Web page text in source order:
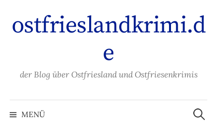
Inhalt
überspringen
ostfrieslandkrimi.d
e
der Blog über Ostfriesland und Ostfriesenkrimis
MENÜ
Suchen
nach: